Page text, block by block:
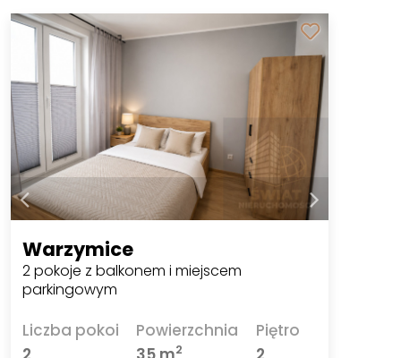
Warzymice
2 pokoje z balkonem i miejscem
parkingowym
Liczba pokoi
Powierzchnia
2
Piętro